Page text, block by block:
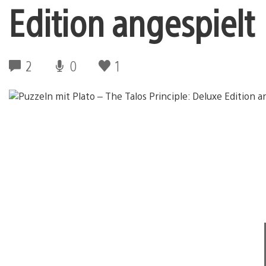
Edition angespielt
2 0 1